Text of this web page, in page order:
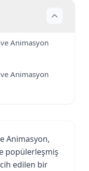
Animasyon
Animasyon
Animasyon,
popülerleşmiş
edilen bir